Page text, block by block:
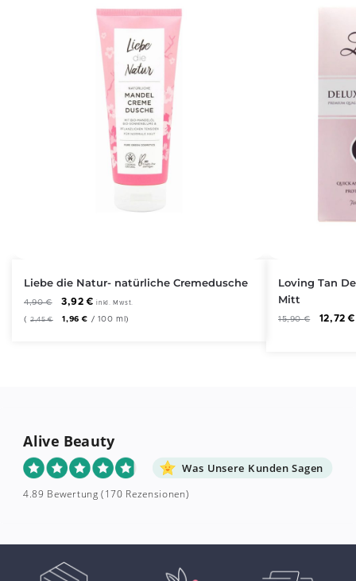
Liebe die Natur- natürliche Cremedusche
4,90€ 3,92€ inkl. Mwst.
(2,45€ 1,96€ / 100 ml)
Loving Tan
Mitt
15,90€ 12,72€
Alive Beauty
Was Unsere Kunden Sagen
4.89 Bewertung (170 Rezensionen)